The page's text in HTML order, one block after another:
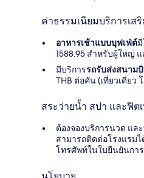
ค่าธรรมเนียมบริการเสริ
อาหารเช้าแบบบุฟเฟ่ต์
1588.95 สำหรับผู้ใหญ่ แ
มีบริการรถรับส่งสนาม
THB ต่อคัน (เที่ยวเดียว
สระว่ายน้ำ สปา และฟิต
ต้องจองบริการนวด แล
สามารถติดต่อโรงแรม
โทรศัพท์ในใบยืนยันกา